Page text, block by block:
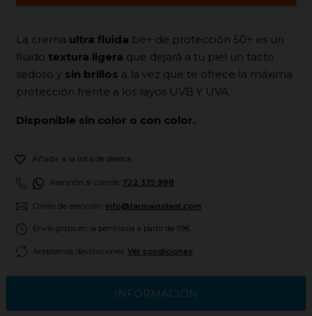
La crema ultra fluida be+ de protección 50+ es un
fluido textura ligera que dejará a tu piel un tacto
sedoso y sin brillos a la vez que te ofrece la máxima
protección frente a los rayos UVB Y UVA.
Disponible sin color o con color.
 Añadir a la lista de deseos
Atención al cliente: 722 335 988
Correo de atención: info@farmainstant.com
Envío gratis en la península a partir de 59€
Aceptamos devoluciones. Ver condiciones
INFORMACIÓN